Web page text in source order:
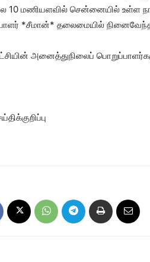
10 மணியளவில் சென்னையில் உள்ள
*சீமான்* தலைமையில் நினைவேந்தல்
அனைத்துநிலைப்